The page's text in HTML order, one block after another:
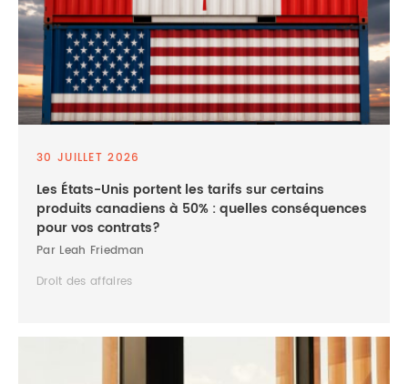
30 JUILLET 2026
Les États-Unis portent les tarifs sur certains
produits canadiens à 50% : quelles conséquences
pour vos contrats?
Par Leah Friedman
Droit des affaires